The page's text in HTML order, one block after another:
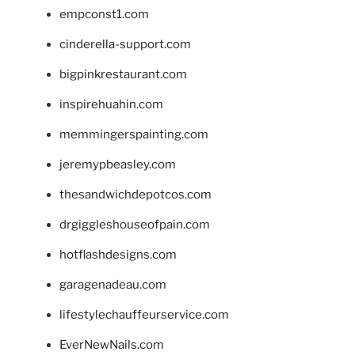
empconst1.com
cinderella-support.com
bigpinkrestaurant.com
inspirehuahin.com
memmingerspainting.com
jeremypbeasley.com
thesandwichdepotcos.com
drgiggleshouseofpain.com
hotflashdesigns.com
garagenadeau.com
lifestylechauffeurservice.com
EverNewNails.com